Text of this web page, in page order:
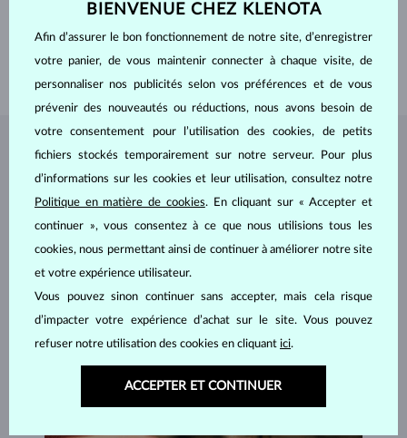
LARGEUR 3.0 mm
PROFONDEUR
5.0 mm
BIJOUX DEL'ATELIER KLENOTA
BIENVENUE CHEZ KLENOTA
Afin d’assurer le bon fonctionnement de notre site, d’enregistrer
votre panier, de vous maintenir connecter à chaque visite, de
personnaliser nos publicités selon vos préférences et de vous
prévenir des nouveautés ou réductions, nous avons besoin de
votre consentement pour l’utilisation des cookies, de petits
fichiers stockés temporairement sur notre serveur. Pour plus
d’informations sur les cookies et leur utilisation, consultez notre
Politique en matière de cookies. En cliquant sur « Accepter et
continuer », vous consentez à ce que nous utilisions tous les
cookies, nous permettant ainsi de continuer à améliorer notre site
et votre expérience utilisateur.
Vous pouvez sinon continuer sans accepter, mais cela risque
d’impacter votre expérience d’achat sur le site. Vous pouvez
refuser notre utilisation des cookies en cliquant ici.
ACCEPTER ET CONTINUER